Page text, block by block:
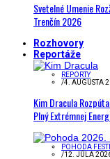
Svetelné Umenie
Trenčín 2026
Rozhovory
Reportáže
REPORTY
/4. AUGUSTA
Kim Dracula
Plný Extrémnej
POHODA
/12. JÚLA